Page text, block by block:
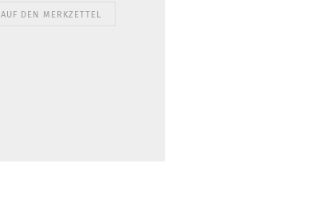
AUF DEN MERKZETTEL